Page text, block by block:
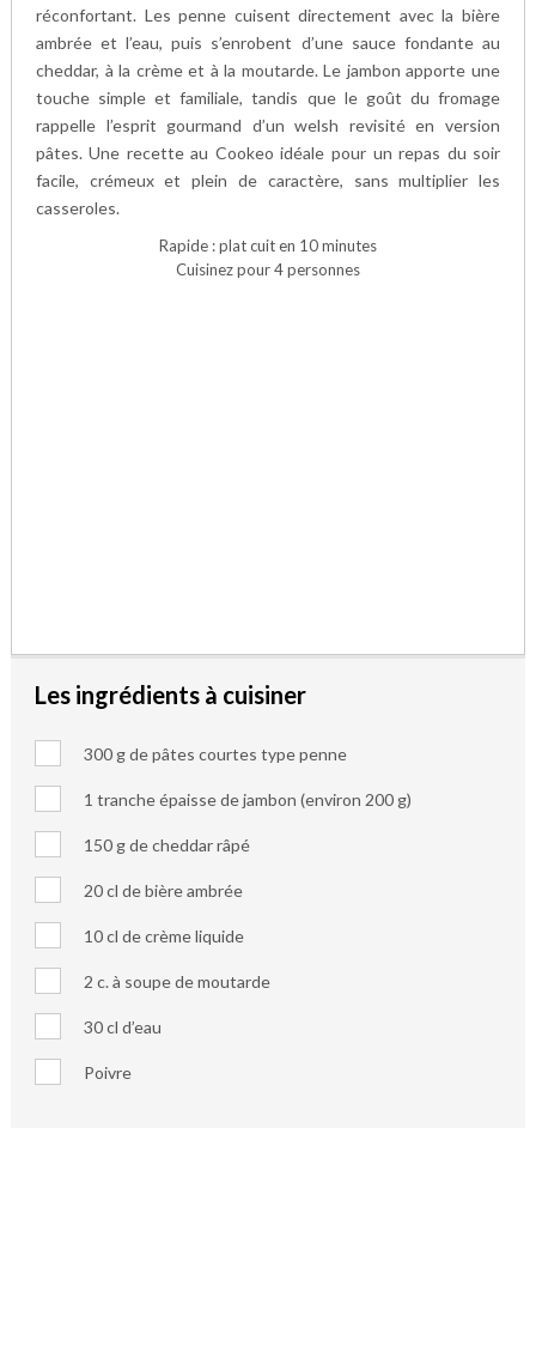
réconfortant. Les penne cuisent directement avec la bière
ambrée et l’eau, puis s’enrobent d’une sauce fondante au
cheddar, à la crème et à la moutarde. Le jambon apporte une
touche simple et familiale, tandis que le goût du fromage
rappelle l’esprit gourmand d’un welsh revisité en version
pâtes. Une recette au Cookeo idéale pour un repas du soir
facile, crémeux et plein de caractère, sans multiplier les
casseroles.
Rapide : plat cuit en 10 minutes
Cuisinez pour 4 personnes
Les ingrédients à cuisiner
300 g de pâtes courtes type penne
1 tranche épaisse de jambon (environ 200 g)
150 g de cheddar râpé
20 cl de bière ambrée
10 cl de crème liquide
2 c. à soupe de moutarde
30 cl d’eau
Poivre